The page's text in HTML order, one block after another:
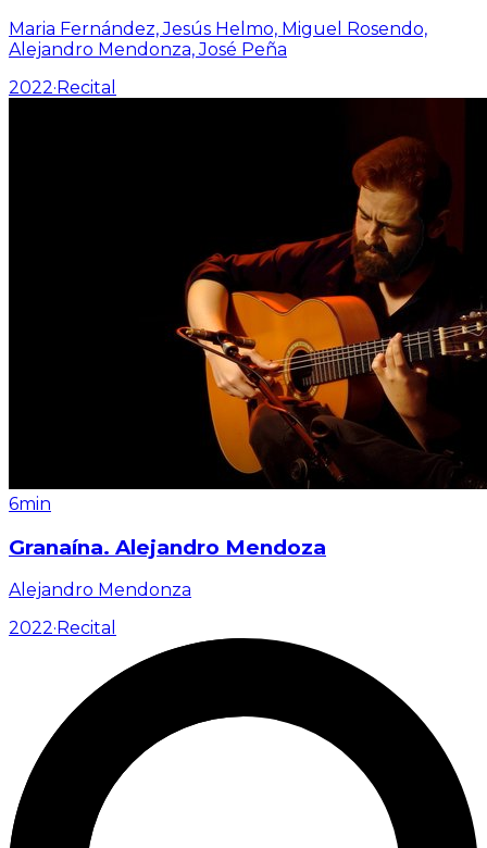
Maria Fernández, Jesús Helmo, Miguel Rosendo,
Alejandro Mendonza, José Peña
2022·Recital
6min
Granaína. Alejandro Mendoza
Alejandro Mendonza
2022· Recital